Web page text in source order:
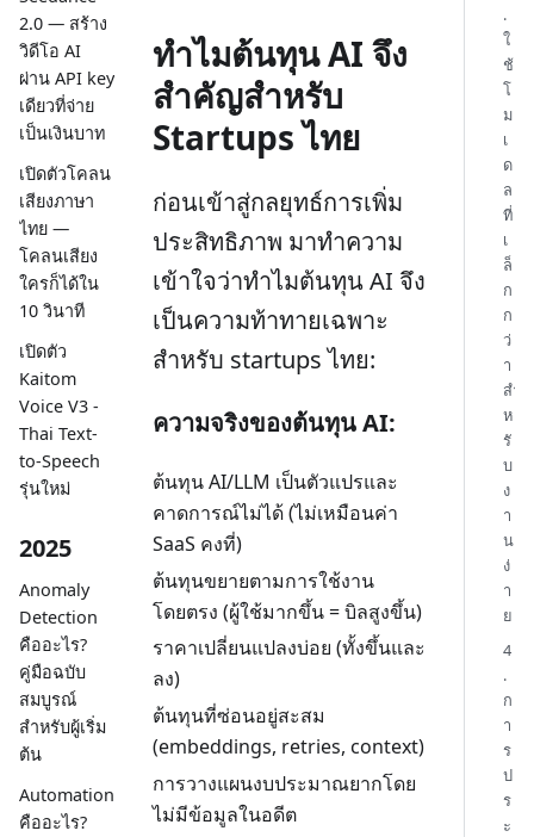
2.0 — สร้าง
วิดีโอ AI
ผ่าน API key
เดียวที่จ่าย
เป็นเงินบาท
เปิดตัวโคลน
เสียงภาษา
ไทย —
โคลนเสียง
ใครก็ได้ใน
10 วินาที
เปิดตัว
Kaitom
Voice V3 -
Thai Text-
to-Speech
รุ่นใหม่
2025
Anomaly
Detection
คืออะไร?
คู่มือฉบับ
สมบูรณ์
สำหรับผู้เริ่ม
ต้น
Automation
คืออะไร?
ทำไมต้นทุน AI จึง
สำคัญสำหรับ
Startups ไทย
ก่อนเข้าสู่กลยุทธ์การเพิ่ม
ประสิทธิภาพ มาทำความ
เข้าใจว่าทำไมต้นทุน AI จึง
เป็นความท้าทายเฉพาะ
สำหรับ startups ไทย:
ความจริงของต้นทุน AI:
ต้นทุน AI/LLM เป็นตัวแปรและ
คาดการณ์ไม่ได้ (ไม่เหมือนค่า
SaaS คงที่)
ต้นทุนขยายตามการใช้งาน
โดยตรง (ผู้ใช้มากขึ้น = บิลสูงขึ้น)
ราคาเปลี่ยนแปลงบ่อย (ทั้งขึ้นและ
ลง)
ต้นทุนที่ซ่อนอยู่สะสม
(embeddings, retries, context)
การวางแผนงบประมาณยากโดย
ไม่มีข้อมูลในอดีต
.
ใ
ช้
โ
ม
เ
ด
ล
ที่
เ
ล็
ก
ก
ว่
า
สำ
ห
รั
บ
ง
า
น
ง่
า
ย
4
.
ก
า
ร
ป
ร
ะ